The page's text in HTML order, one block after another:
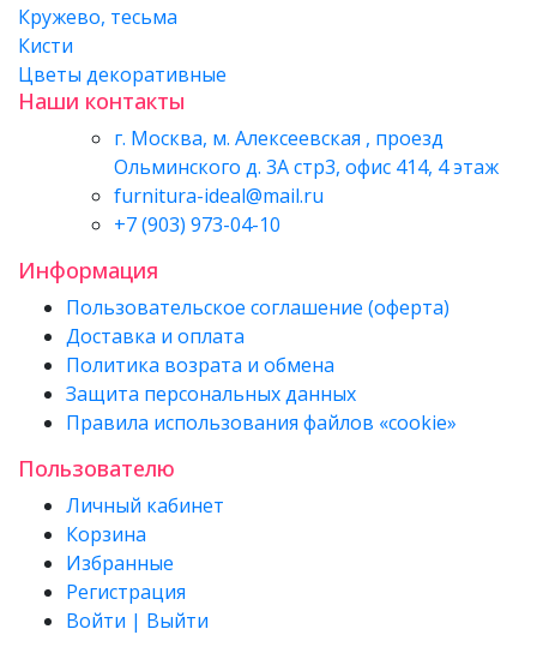
Кружево, тесьма
Кисти
Цветы декоративные
Наши контакты
г. Москва, м. Алексеевская , проезд
Ольминского д. 3А стр3, офис 414, 4 этаж
furnitura-ideal@mail.ru
+7 (903) 973-04-10
Информация
Пользовательское соглашение (оферта)
Доставка и оплата
Политика возрата и обмена
Защита персональных данных
Правила использования файлов «cookie»
Пользователю
Личный кабинет
Корзина
Избранные
Регистрация
Войти | Выйти